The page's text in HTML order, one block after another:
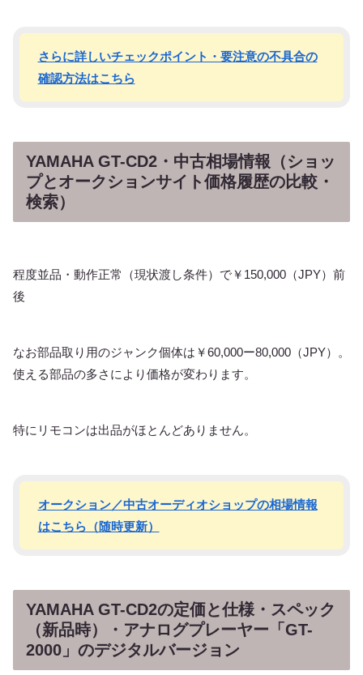
さらに詳しいチェックポイント・要注意の不具合の
確認方法はこちら
YAMAHA GT-CD2・中古相場情報（ショッ
プとオークションサイト価格履歴の比較・
検索）
程度並品・動作正常（現状渡し条件）で￥150,000（JPY）前
後
なお部品取り用のジャンク個体は￥60,000ー80,000（JPY）。
使える部品の多さにより価格が変わります。
特にリモコンは出品がほとんどありません。
オークション／中古オーディオショップの相場情報
はこちら（随時更新）
YAMAHA GT-CD2の定価と仕様・スペック
（新品時）・アナログプレーヤー「GT-
2000」のデジタルバージョン